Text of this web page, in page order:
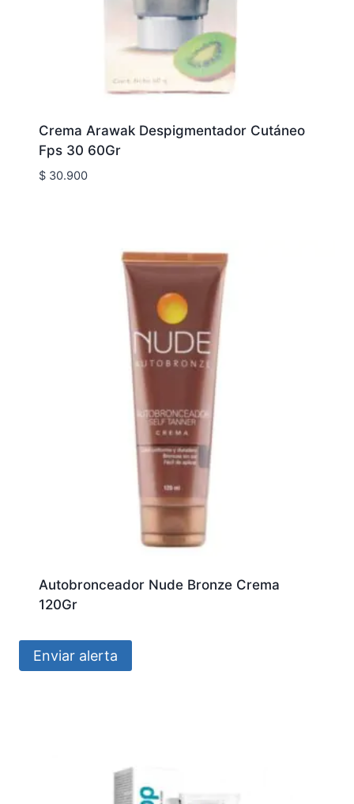
Crema Arawak Despigmentador Cutáneo
Fps 30 60Gr
$30.900
Autobronceador Nude Bronze Crema
120Gr
Enviar alerta